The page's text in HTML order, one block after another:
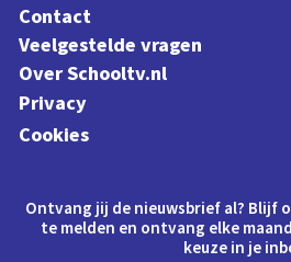
Contact
Veelgestelde vragen
Over Schooltv.nl
Privacy
Cookies
Ontvang jij de nieuwsbrief al? Blijf
te melden en ontvang elke
keuze in je